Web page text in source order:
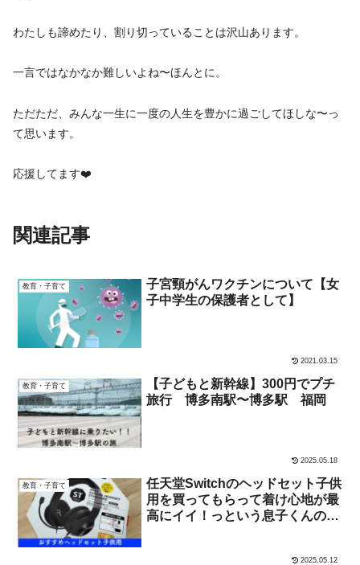
わたしも諦めたり、割り切っていることは沢山あります。
一言ではなかなか難しいよね〜ほんとに。
ただただ、みんな一生に一度の人生を豊かに過ごしてほしな〜っ
て思います。
応援してます❤️
関連記事
教育・子育て
子宮頸がんワクチンについて【女
子中学生の保護者として】
2021.03.15
教育・子育て
【子どもと新幹線】300円でプチ
旅行 博多南駅〜博多駅 福岡
2025.05.18
教育・子育て
任天堂Switchのヘッドセット子供
用を買ってもらって着け心地が最
高にイイ！っという息子くんの感
2025.05.12